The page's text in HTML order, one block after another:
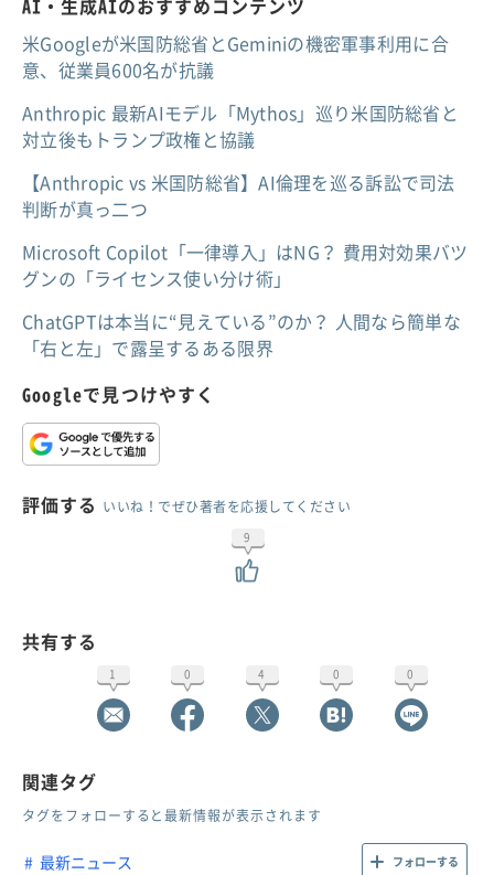
AI・生成AIのおすすめコンテンツ
米Googleが米国防総省とGeminiの機密軍事利用に合
意、従業員600名が抗議
Anthropic 最新AIモデル「Mythos」巡り米国防総省と
対立後もトランプ政権と協議
【Anthropic vs 米国防総省】AI倫理を巡る訴訟で司法
判断が真っ二つ
Microsoft Copilot「一律導入」はNG？ 費用対効果バツ
グンの「ライセンス使い分け術」
ChatGPTは本当に“見えている”のか？ 人間なら簡単な
「右と左」で露呈するある限界
Googleで見つけやすく
評価する いいね！でぜひ著者を応援してください
9
共有する
1 0 4 0 0
関連タグ
タグをフォローすると最新情報が表示されます
最新ニュース フォローする